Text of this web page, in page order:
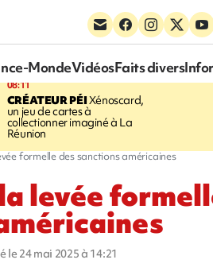
MondeVidéosFaits divers
08:11
CRÉATEUR PÉIXénoscard,
un jeu de cartes à
collectionner imaginé à La
Réunion
formelle des sanctions américaines
levée
le 24 mai 2025 à 14:21